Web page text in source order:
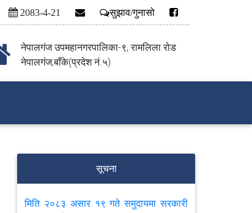
2083-4-21 सुझाव/गुनासो
नेपालगंज उपमहानगरपालिका-९, रामलिला रोड
नेपालगंज,बाँके(प्रदेश नं.५)
सूचना
मिति २०८३ असार १९ गते समुदायमा सरकारी